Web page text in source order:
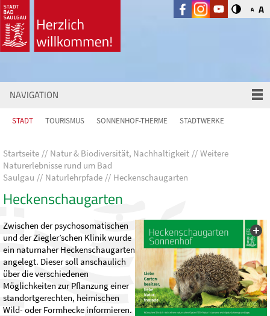
A A
NAVIGATION
STADT TOURISMUS SONNENHOF-THERME STADTWERKE
Startseite Natur & Biodiversität, Nachhaltigkeit
Weitere
Naturerlebnisse rund um Bad
Saulgau
Naturlehrpfade Heckenschaugarten
Heckenschaugarten
Zwischen der psychosomatischen
und der Ziegler’schen Klinik wurde
ein naturnaher Heckenschaugarten
angelegt. Dieser soll anschaulich
über die verschiedenen
Möglichkeiten zur Pflanzung einer
standortgerechten, heimischen
Wild- oder Formhecke informieren.